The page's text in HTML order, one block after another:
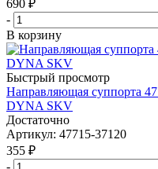
690 ₽
-
В корзину
Быстрый просмотр
Направляющая суппорта
DYNA SKV
Достаточно
Артикул: 47715-37120
355 ₽
-